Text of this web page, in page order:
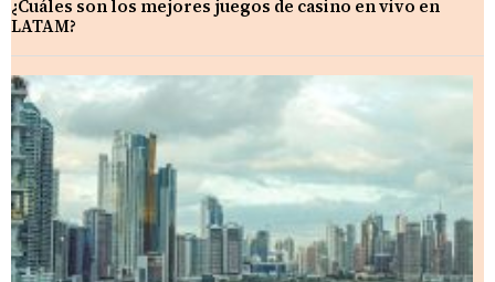
¿Cuáles son los mejores juegos de casino en vivo en
LATAM?